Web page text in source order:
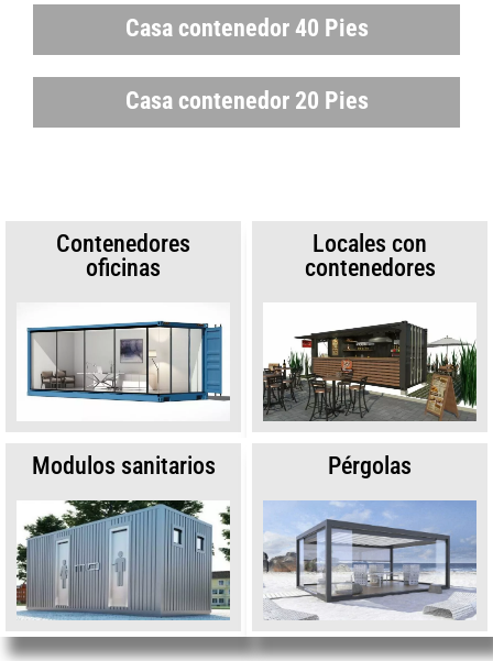
Casa contenedor 40 Pies
Casa contenedor 20 Pies
Contenedores
oficinas
Locales con
contenedores
Modulos sanitarios Pérgolas